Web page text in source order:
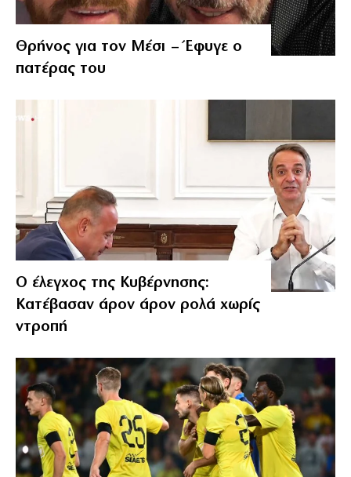
Θρήνος για τον Μέσι – Έφυγε ο
πατέρας του
Ο έλεγχος της Κυβέρνησης:
Κατέβασαν άρον άρον ρολά χωρίς
ντροπή